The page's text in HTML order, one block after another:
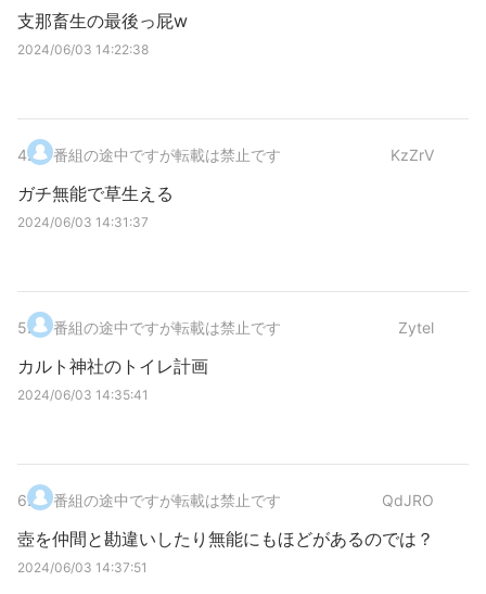
支那畜生の最後っ屁w
2024/06/03 14:22:38
4. 番組の途中ですが転載は禁止です KzZrV
ガチ無能で草生える
2024/06/03 14:31:37
5. 番組の途中ですが転載は禁止です Zytel
カルト神社のトイレ計画
2024/06/03 14:35:41
6. 番組の途中ですが転載は禁止です QdJRO
壺を仲間と勘違いしたり無能にもほどがあるのでは？
2024/06/03 14:37:51